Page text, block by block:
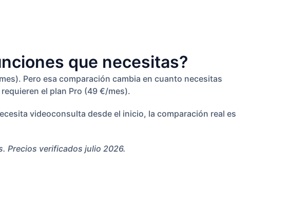
que necesitas?
Pero esa comparación cambia en cuanto necesitas
el plan Pro (49 €/mes).
videoconsulta desde el inicio, la comparación real es
Precios verificados julio 2026.